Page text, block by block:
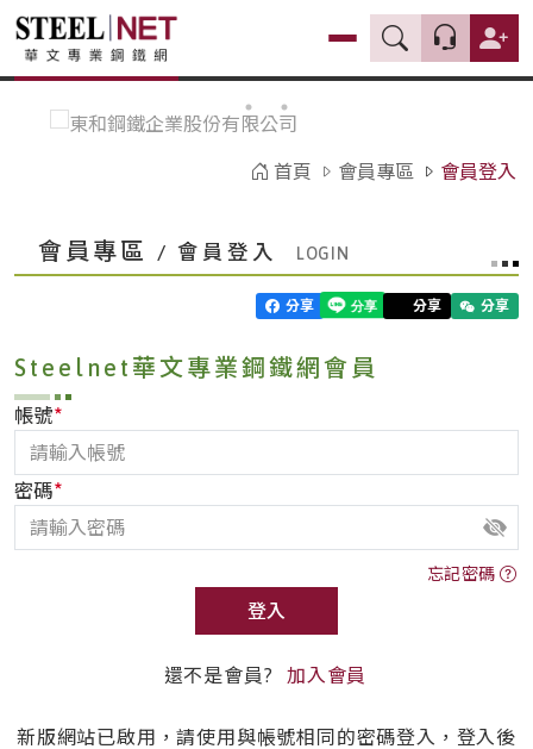
首頁 會員專區 會員登入
會員專區 / 會員登入
分享 分享 分享
Steelnet華文專業鋼鐵網會員
帳號*
密碼*
忘記密碼
登入
還不是會員? 加入會員
新版網站已啟用，請使用與帳號相同的密碼登入，登入後